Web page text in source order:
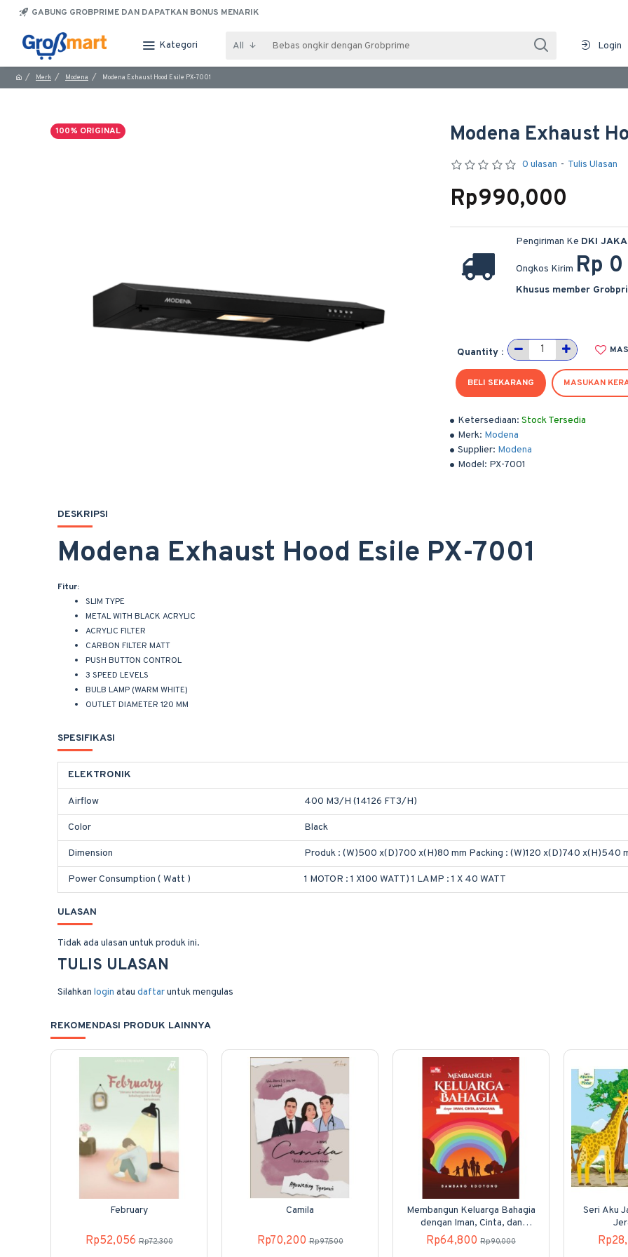
GABUNG GROBPRIME DAN DAPATKAN BONUS MENARIK
Kategori All Login
Merk Modena Modena Exhaust Hood Esile PX-7001
100% ORIGINAL Modena Exhaust
Ketersediaan: Stock Tersedia
Merk: Modena
Supplier: Modena
Model: PX-7001
0 ulasan - Tulis Ulasan
Rp990,000
Pengiriman Ke DKI
Ongkos Kirim Rp 0
Khusus member
Quantity :
BELI SEKARANG MASUKAN
DESKRIPSI
Modena Exhaust Hood Esile PX-7001
Fitur:
SLIM TYPE
METAL WITH BLACK ACRYLIC
ACRYLIC FILTER
CARBON FILTER MATT
PUSH BUTTON CONTROL
3 SPEED LEVELS
BULB LAMP (WARM WHITE)
OUTLET DIAMETER 120 MM
SPESIFIKASI
ELEKTRONIK
Airflow 400 M3/H (14126 FT3/H)
Color Black
Dimension Produk : (W)500 x(D)700 x(H)80 mm Packing : (W)120 x(D)740 x(H)540
Power Consumption ( Watt ) 1 MOTOR : 1 X100 WATT) 1 LAMP : 1 X 40 WATT
ULASAN
Tidak ada ulasan untuk produk ini.
TULIS ULASAN
Silahkan login atau daftaruntuk mengulas
REKOMENDASI PRODUK LAINNYA
February
Rp52,056 Rp72,300
Camila
Rp70,200 Rp97,500
Membangun Keluarga Bahagia
dengan Iman, Cinta, dan
Wacana
Rp64,800 Rp90,000
Seri Aku